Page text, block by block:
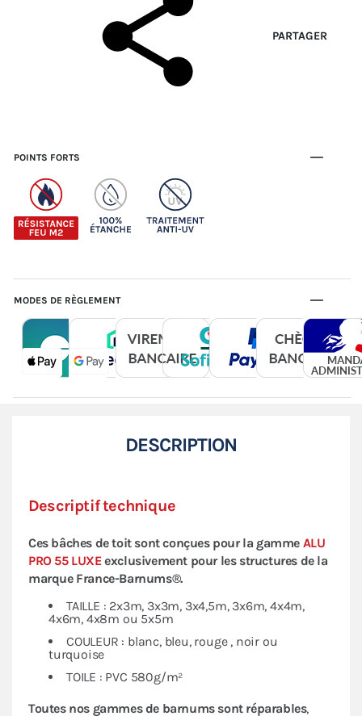
PARTAGER
POINTS FORTS
MODES DE RÈGLEMENT
DESCRIPTION
Descriptif technique
Ces bâches de toit sont conçues pour la gamme ALU
PRO 55 LUXEexclusivement pour les structures de la
marque France-Barnums®.
TAILLE : 2x3m, 3x3m, 3x4,5m, 3x6m, 4x4m,
4x6m, 4x8m ou 5x5m
COULEUR : blanc, bleu, rouge , noir ou
turquoise
TOILE : PVC 580g/m²
Toutes nos gammes de barnums sont réparables,